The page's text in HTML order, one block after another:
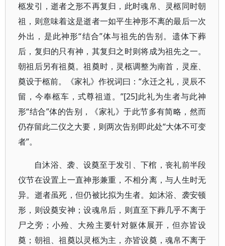
柩发引，逝者之形不再复归，此时魂帛、灵柩同时朝
祖，则意味着这是逝者一如平生神形不离的最后一次
外出，是此神形“结合”体与祖先的告别。遗体下葬
后，复归的只有神，其复归之时则将成为祖先之一。
朝祖后另有祖奠。祖奠时，灵柩调整为南首，灵座、
奠设于柩前。《家礼》作祝词曰：“永迁之礼，灵辰不
留，今奉柩车，式尊祖道。”[25]此礼为生者与此神
形“结合”体的告别，《家礼》于此节多有简略，然而
仍存留此二仪之大要，则两次告别即此处“大体不可变
者”。
自沐浴、袭、设奠至于发引、下棺，丧礼前半段
仪节在设置上一直神形兼重，不相分离，与人生时无
异。逝者虽死，但仍被比拟为生者。如沐浴、袭安顿
形，则设奠安神；设魂帛后，则直至下葬几乎不离于
尸之旁；小殓、大殓主要针对躯体展开，但亦皆设
奠；朝祖、祖奠以灵柩为主，亦皆设奠，魂帛不离于